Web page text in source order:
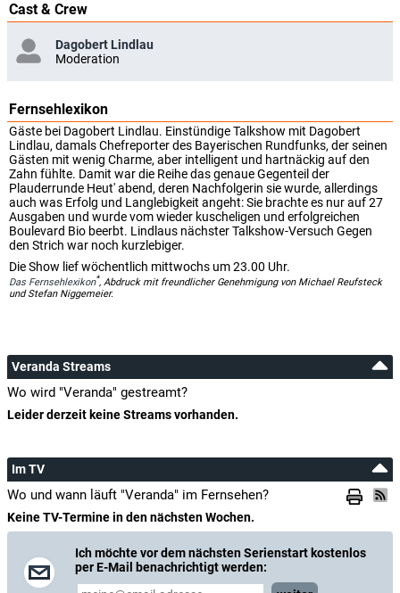
Cast & Crew
Dagobert Lindlau
Moderation
Fernsehlexikon
Gäste bei Dagobert Lindlau. Einstündige Talkshow mit Dagobert
Lindlau, damals Chefreporter des Bayerischen Rundfunks, der seinen
Gästen mit wenig Charme, aber intelligent und hartnäckig auf den
Zahn fühlte. Damit war die Reihe das genaue Gegenteil der
Plauderrunde Heut' abend, deren Nachfolgerin sie wurde, allerdings
auch was Erfolg und Langlebigkeit angeht: Sie brachte es nur auf 27
Ausgaben und wurde vom wieder kuscheligen und erfolgreichen
Boulevard Bio beerbt. Lindlaus nächster Talkshow-Versuch Gegen
den Strich war noch kurzlebiger.
Die Show lief wöchentlich mittwochs um 23.00 Uhr.
Das Fernsehlexikon*, Abdruck mit freundlicher Genehmigung von Michael Reufsteck
und Stefan Niggemeier.
Veranda Streams
Wo wird "Veranda" gestreamt?
Leider derzeit keine Streams vorhanden.
Im TV
Wo und wann läuft "Veranda" im Fernsehen?
Keine TV-Termine in den nächsten Wochen.
Ich möchte vor dem nächsten Serienstart kostenlos
per E-Mail benachrichtigt werden: